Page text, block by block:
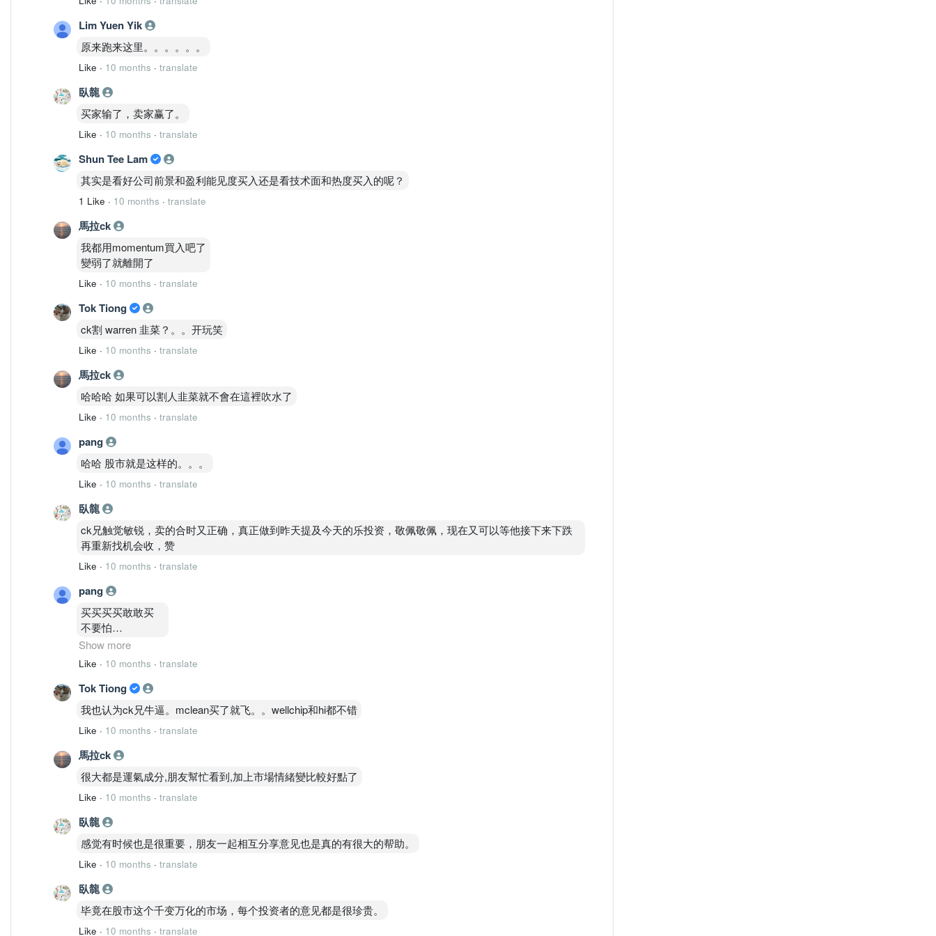
Lim Yuen Yik
原来跑来这里。。。。。。
Like · 10 months · translate
臥㡣
买家输了，卖家赢了。
Like · 10 months · translate
Shun Tee Lam
其实是看好公司前景和盈利能见度买入还是看技术面和热度买入的呢？
1 Like · 10 months · translate
馬拉ck
我都用momentum買入吧了
變弱了就離開了
Like · 10 months · translate
Tok Tiong
ck割 warren 韭菜？。。开玩笑
Like · 10 months · translate
馬拉ck
哈哈哈 如果可以割人韭菜就不會在這裡吹水了
Like · 10 months · translate
pang
哈哈 股市就是这样的。。。
Like · 10 months · translate
臥㡣
ck兄触觉敏锐，卖的合时又正确，真正做到昨天提及今天的乐投资，敬佩敬佩，现在又可以等他接下来下跌
再重新找机会收，赞
Like · 10 months · translate
pang
买买买买敢敢买
不要怕
有钱可以收久久
不过我是还没买啦
Show more
Like · 10 months · translate
Tok Tiong
我也认为ck兄牛逼。mclean买了就飞。。wellchip和hi都不错
Like · 10 months · translate
馬拉ck
很大都是運氣成分,朋友幫忙看到,加上市場情緒變比較好點了
Like · 10 months · translate
臥㡣
感觉有时候也是很重要，朋友一起相互分享意见也是真的有很大的帮助。
Like · 10 months · translate
臥㡣
毕竟在股市这个千变万化的市场，每个投资者的意见都是很珍贵。
Like · 10 months · translate